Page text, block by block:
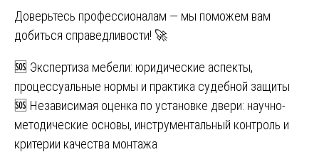
Доверьтесь профессионалам — мы поможем вам
добиться справедливости! 🚀
Навигация
по
записям
🆘 Экспертиза мебели: юридические аспекты,
процессуальные нормы и практика судебной защиты
🆘 Независимая оценка по установке двери: научно-
методические основы, инструментальный контроль и
критерии качества монтажа